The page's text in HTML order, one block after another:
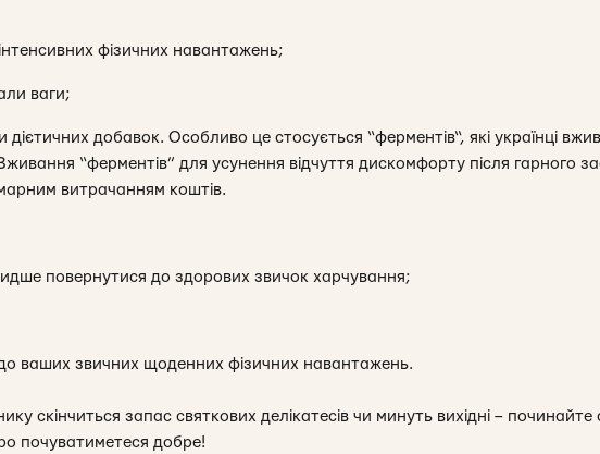
фізичних навантажень;
ваги;
дієтичних добавок. Особливо це стосується “ферментів“, які українці
“ферментів” для усунення відчуття дискомфорту після гарного
витрачанням коштів.
повернутися до здорових звичок харчування;
ваших звичних щоденних фізичних навантажень.
скінчиться запас святкових делікатесів чи минуть вихідні – починайте
почуватиметеся добре!